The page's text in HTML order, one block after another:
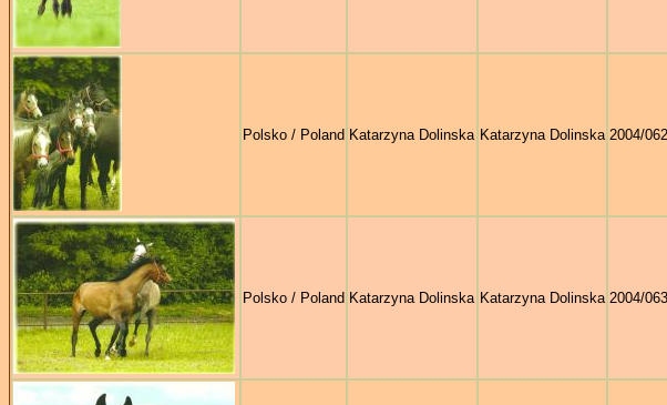
Polsko / Poland Katarzyna Dolinska Katarzyna Dolinska 2004/062
Polsko / Poland Katarzyna Dolinska Katarzyna Dolinska 2004/063